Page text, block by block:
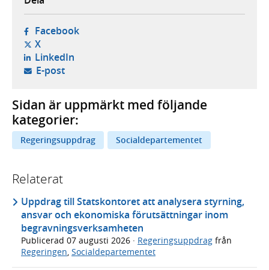
Facebook- öppnas i ny flik, extern webbplats,
X- öppnas i ny flik, extern webbplats,
LinkedIn- öppnas i ny flik, extern webbplats,
E-post- öppnar din e-postklient,
Sidan är uppmärkt med följande
kategorier:
Regeringsuppdrag Socialdepartementet
Relaterat
Uppdrag till Statskontoret att analysera styrning,
ansvar och ekonomiska förutsättningar inom
begravningsverksamheten
Publicerad 07 augusti 2026 · Regeringsuppdrag från
Regeringen, Socialdepartementet